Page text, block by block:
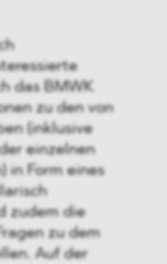
das BMWK
zu den von
(inklusive
einzelnen
in Form eines
zudem die
zu dem
Auf der